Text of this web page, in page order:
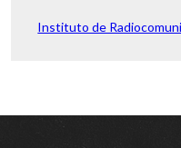
Instituto de